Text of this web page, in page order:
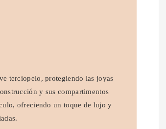
terciopelo, protegiendo las joyas
y sus compartimentos
ofreciendo un toque de lujo y